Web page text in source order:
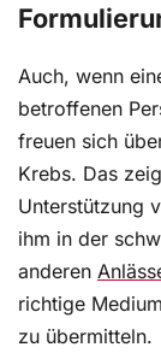
Auch, wenn
betroffenen
freuen sich
Krebs. Das
Unterstützung
ihm in der
anderen
richtige
zu übermitteln.